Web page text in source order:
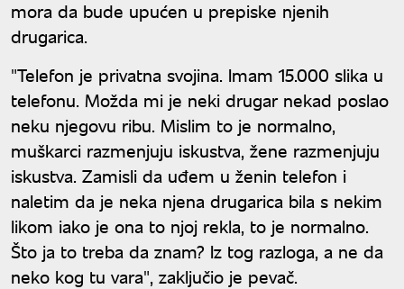
mora da bude upućen u prepiske njenih
drugarica.
"Telefon je privatna svojina. Imam 15.000 slika u
telefonu. Možda mi je neki drugar nekad poslao
neku njegovu ribu. Mislim to je normalno,
muškarci razmenjuju iskustva, žene razmenjuju
iskustva. Zamisli da uđem u ženin telefon i
naletim da je neka njena drugarica bila s nekim
likom iako je ona to njoj rekla, to je normalno.
Što ja to treba da znam? Iz tog razloga, a ne da
neko kog tu vara", zaključio je pevač.